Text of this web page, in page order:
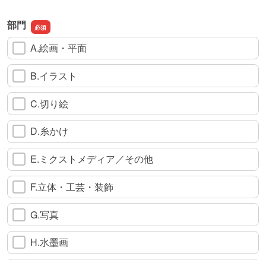
部門
A.絵画・平面
B.イラスト
C.切り絵
D.糸かけ
E.ミクストメディア／その他
F.立体・工芸・装飾
G.写真
H.水墨画